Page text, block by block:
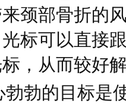
颈部骨折的
标可以直接
，从而较好
勃的目标是